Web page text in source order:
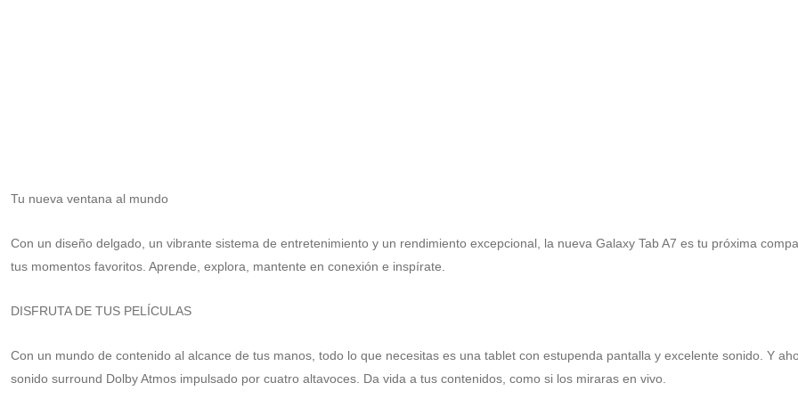
Tu nueva ventana al mundo
Con un diseño delgado, un vibrante sistema de entretenimiento y un rendimiento excepcional, la nueva Galaxy Tab A7 es tu próxima
tus momentos favoritos. Aprende, explora, mantente en conexión e inspírate.
DISFRUTA DE TUS PELÍCULAS
Con un mundo de contenido al alcance de tus manos, todo lo que necesitas es una tablet con estupenda pantalla y excelente sonido. Y
sonido surround Dolby Atmos impulsado por cuatro altavoces. Da vida a tus contenidos, como si los miraras en vivo.